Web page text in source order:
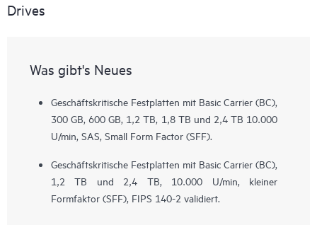
Drives
Was gibt's Neues
Geschäftskritische Festplatten mit Basic Carrier (BC),
300 GB, 600 GB, 1,2 TB, 1,8 TB und 2,4 TB 10.000
U/min, SAS, Small Form Factor (SFF).
Geschäftskritische Festplatten mit Basic Carrier (BC),
1,2 TB und 2,4 TB, 10.000 U/min, kleiner
Formfaktor (SFF), FIPS 140-2 validiert.